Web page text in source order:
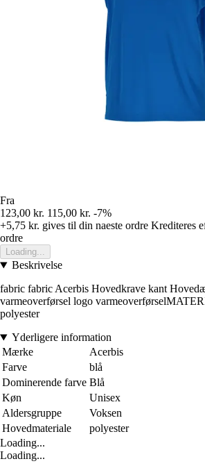
Fra
123,00 kr. 115,00 kr. -7%
+5,75 kr. gives til din naeste ordre Krediteres
ordre
Loading...
Beskrivelse
fabric fabric Acerbis Hovedkrave kant
varmeoverførsel logo
polyester
Yderligere information
Mærke
Acerbis
Farve
blå
Dominerende farve Blå
Køn
Unisex
Aldersgruppe
Voksen
Hovedmateriale
polyester
Loading...
Loading...